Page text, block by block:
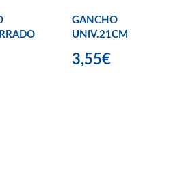
GANCHO
UNIV.21CM
3,55€